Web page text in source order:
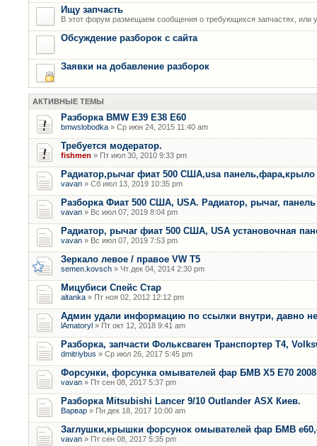
Ищу запчасть
В этот форум размещаем сообщения о требующихся запчастях, или
Обсуждение разборок с сайта
Заявки на добавление разборок
АКТИВНЫЕ ТЕМЫ
Разборка BMW E39 E38 E60
bmwslobodka » Ср июн 24, 2015 11:40 am
Требуется модератор.
fishmen » Пт июл 30, 2010 9:33 pm
Радиатор,рычаг фиат 500 США,usa панель,фара,крыло
vavan » Сб июл 13, 2019 10:35 pm
Разборка Фиат 500 США, USA. Радиатор, рычаг,
vavan » Вс июл 07, 2019 8:04 pm
Радиатор, рычаг фиат 500 США, USA установочная
vavan » Вс июл 07, 2019 7:53 pm
Зеркало левое / правое VW T5
semen.kovsch » Чт дек 04, 2014 2:30 pm
Мицубиси Спейс Стар
altanka » Пт ноя 02, 2012 12:12 pm
Админ удали информацию по ссылки внутри, давно не
lAmatoryl » Пт окт 12, 2018 9:41 am
Разборка, запчасти Фольксваген Транспортер Т4,
dmitriybus » Ср июл 26, 2017 5:45 pm
Форсунки, форсунка омывателей фар БМВ Х5 Е70 2008
vavan » Пт сен 08, 2017 5:37 pm
Разборка Mitsubishi Lancer 9/10 Outlander ASX Киев.
Варвар » Пн дек 18, 2017 10:00 am
Заглушки,крышки форсунок омывателей фар БМВ
vavan » Пт сен 08, 2017 5:35 pm